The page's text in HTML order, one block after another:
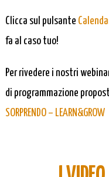
Clicca sul pulsante
fa al caso tuo!
Per rivedere i nostri
di programmazione
SORPRENDO – LEARN&GROW